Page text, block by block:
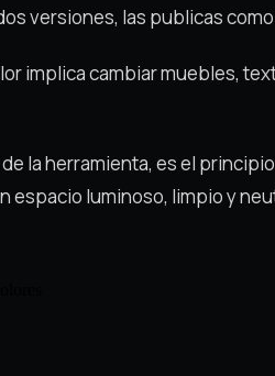
versiones, las publicas
implica cambiar muebles,
la herramienta, es el
espacio luminoso, limpio y